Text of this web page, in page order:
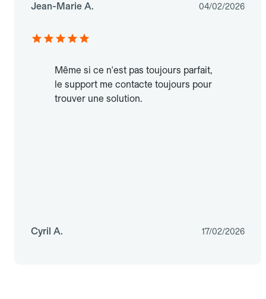
Jean-Marie A. 04/02/2026
Même si ce n'est pas toujours parfait,
le support me contacte toujours pour
trouver une solution.
Cyril A. 17/02/2026